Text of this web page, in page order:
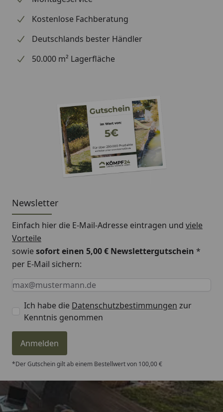
Haltbarkeit
12 Monate bei Raumtemperatur
Hautbildezeit
ca. 5 bis 8 Minuten
Lagerung
trocken, bei Raumtemperatur, vor
Frost schützen
ca. 30 Minuten bei +20°C
Temperatur
beständig bis -50° C (komplett
ausgehärtet und frei von
Zugkräften!)
Verarbeitbar
ab mind. +10°C
Kostenlose Fachberatung
Deutschlands bester Händler
50.000 m² Lagerfläche
Newsletter
Einfach hier die E-Mail-Adresse eintragen und viele
Vorteile
sowiesofort einen 5,00 € Newslettergutschein *
per E-Mail sichern:
Keine Eingabe erforderlich
Eingabe erforderlich
E-Mail *
Ich habe die Datenschutzbestimmungen zur
Kenntnis genommen
Anmelden
*Der Gutschein gilt ab einem Bestellwert von 100,00 €